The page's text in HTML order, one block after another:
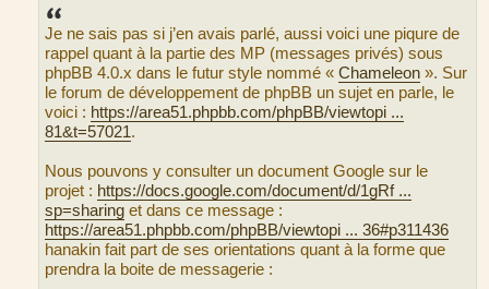
Je ne sais pas si j’en avais parlé, aussi voici une piqure de
rappel quant à la partie des MP (messages privés) sous
phpBB 4.0.x dans le futur style nommé « Chameleon ». Sur
le forum de développement de phpBB un sujet en parle, le
voici : https://area51.phpbb.com/phpBB/viewtopi ...
81&t=57021.
Nous pouvons y consulter un document Google sur le
projet : https://docs.google.com/document/d/1gRf ...
sp=sharing et dans ce message :
https://area51.phpbb.com/phpBB/viewtopi ... 36#p311436
hanakin fait part de ses orientations quant à la forme que
prendra la boite de messagerie :